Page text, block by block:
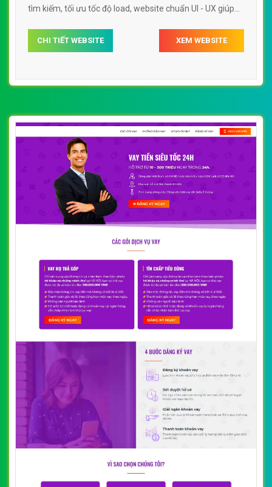
tìm kiếm, tối ưu tốc độ load, website chuẩn UI - UX giúp
chính dongshopsun.vn
CHI TIẾT WEBSITE XEM WEBSITE